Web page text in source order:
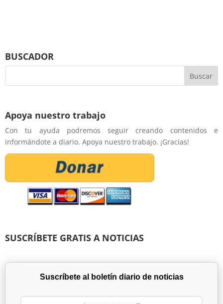
BUSCADOR
Apoya nuestro trabajo
Con tu ayuda podremos seguir creando contenidos e
informándote a diario. Apoya nuestro trabajo. ¡Gracias!
SUSCRÍBETE GRATIS A NOTICIAS
Suscríbete al boletín diario de noticias